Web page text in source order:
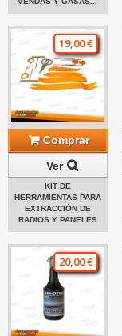
19,00 €
Comprar
Ver
KIT DE
HERRAMIENTAS PARA
EXTRACCIÓN DE
RADIOS Y PANELES
20,00 €